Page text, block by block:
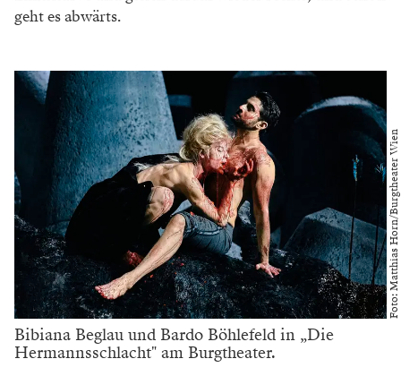
geht es abwärts.
Foto: Matthias Horn/Burgtheater Wien
Bibiana Beglau und Bardo Böhlefeld in „Die
Hermannsschlacht" am Burgtheater.